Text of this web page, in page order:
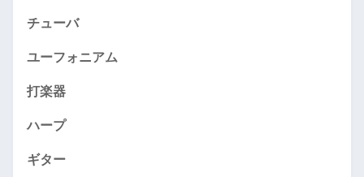
チューバ
ユーフォニアム
打楽器
ハープ
ギター